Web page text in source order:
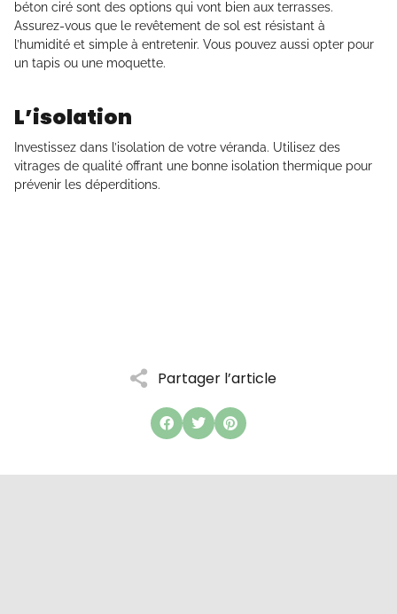
Partager l’article
béton ciré sont des options qui vont bien aux terrasses.
Assurez-vous que le revêtement de sol est résistant à
l’humidité et simple à entretenir. Vous pouvez aussi opter pour
un tapis ou une moquette.
L’isolation
Investissez dans l’isolation de votre véranda. Utilisez des
vitrages de qualité offrant une bonne isolation thermique pour
prévenir les déperditions.